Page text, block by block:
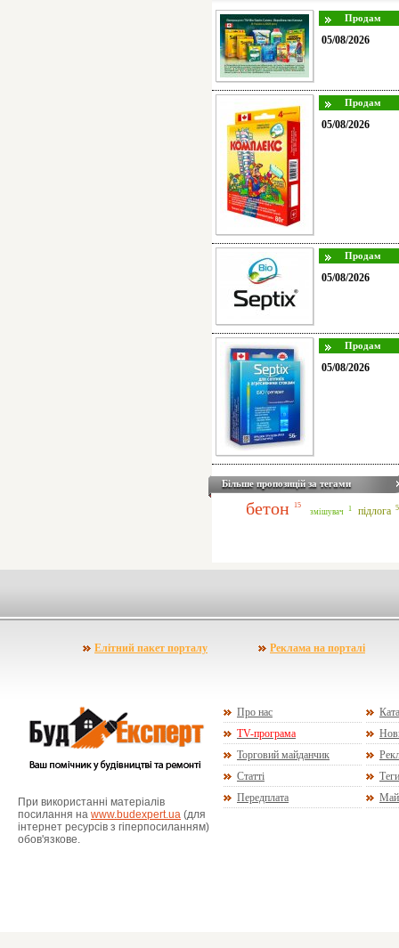
05/08/2026
05/08/2026
05/08/2026
05/08/2026
Більше пропозицій за тегами
бетон 15
змішувач 1 підлога 5
Елітний пакет порталу Реклама на порталі
При використанні матеріалів
посилання на www.budexpert.ua (для
інтернет ресурсів з гіперпосиланням)
обов'язкове.
Про нас
TV-програма
Торговий майданчик
Статті
Теги
Передплата